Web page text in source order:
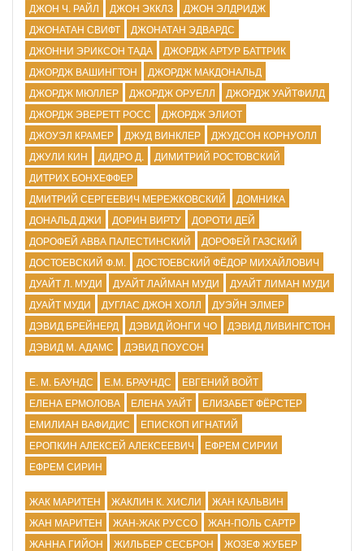
ДЖОН Ч. РАЙЛ
ДЖОН ЭККЛЗ
ДЖОН ЭЛДРИДЖ
ДЖОНАТАН СВИФТ
ДЖОНАТАН ЭДВАРДС
ДЖОННИ ЭРИКСОН ТАДА
ДЖОРДЖ АРТУР БАТТРИК
ДЖОРДЖ ВАШИНГТОН
ДЖОРДЖ МАКДОНАЛЬД
ДЖОРДЖ МЮЛЛЕР
ДЖОРДЖ ОРУЕЛЛ
ДЖОРДЖ УАЙТФИЛД
ДЖОРДЖ ЭВЕРЕТТ РОСС
ДЖОРДЖ ЭЛИОТ
ДЖОУЭЛ КРАМЕР
ДЖУД ВИНКЛЕР
ДЖУДСОН КОРНУОЛЛ
ДЖУЛИ КИН
ДИДРО Д.
ДИМИТРИЙ РОСТОВСКИЙ
ДИТРИХ БОНХЕФФЕР
ДМИТРИЙ СЕРГЕЕВИЧ МЕРЕЖКОВСКИЙ
ДОМНИКА
ДОНАЛЬД ДЖИ
ДОРИН ВИРТУ
ДОРОТИ ДЕЙ
ДОРОФЕЙ АВВА ПАЛЕСТИНСКИЙ
ДОРОФЕЙ ГАЗСКИЙ
ДОСТОЕВСКИЙ Ф.М.
ДОСТОЕВСКИЙ ФЁДОР МИХАЙЛОВИЧ
ДУАЙТ Л. МУДИ
ДУАЙТ ЛАЙМАН МУДИ
ДУАЙТ ЛИМАН МУДИ
ДУАЙТ МУДИ
ДУГЛАС ДЖОН ХОЛЛ
ДУЭЙН ЭЛМЕР
ДЭВИД БРЕЙНЕРД
ДЭВИД ЙОНГИ ЧО
ДЭВИД ЛИВИНГСТОН
ДЭВИД М. АДАМС
ДЭВИД ПОУСОН
Е. М. БАУНДС Е.М. БРАУНДС
ЕВГЕНИЙ ВОЙТ
ЕЛЕНА ЕРМОЛОВА
ЕЛЕНА УАЙТ
ЕЛИЗАБЕТ ФЁРСТЕР
ЕМИЛИАН ВАФИДИС
ЕПИСКОП ИГНАТИЙ
ЕРОПКИН АЛЕКСЕЙ АЛЕКСЕЕВИЧ
ЕФРЕМ СИРИИ
ЕФРЕМ СИРИН
ЖАК МАРИТЕН ЖАКЛИН К. ХИСЛИ
ЖАН КАЛЬВИН
ЖАН МАРИТЕН
ЖАН-ЖАК РУССО
ЖАН-ПОЛЬ САРТР
ЖАННА ГИЙОН
ЖИЛЬБЕР СЕСБРОН ЖОЗЕФ ЖУБЕР